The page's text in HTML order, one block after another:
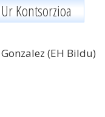
Kontsorzioa
(EH Bildu)